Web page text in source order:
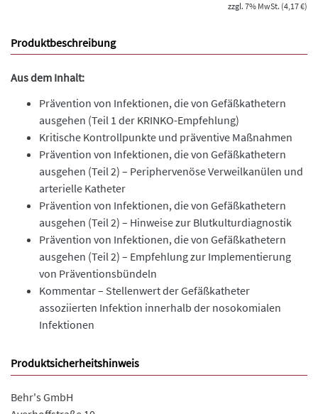
zzgl. 7% MwSt. (4,17 €)
Produktbeschreibung
Aus dem Inhalt:
Prävention von Infektionen, die von Gefäßkathetern
ausgehen (Teil 1 der KRINKO-Empfehlung)
Kritische Kontrollpunkte und präventive Maßnahmen
Prävention von Infektionen, die von Gefäßkathetern
ausgehen (Teil 2) – Periphervenöse Verweilkanülen und
arterielle Katheter
Prävention von Infektionen, die von Gefäßkathetern
ausgehen (Teil 2) – Hinweise zur Blutkulturdiagnostik
Prävention von Infektionen, die von Gefäßkathetern
ausgehen (Teil 2) – Empfehlung zur Implementierung
von Präventionsbündeln
Kommentar – Stellenwert der Gefäßkatheter
assoziierten Infektion innerhalb der nosokomialen
Infektionen
Produktsicherheitshinweis
Behr's GmbH